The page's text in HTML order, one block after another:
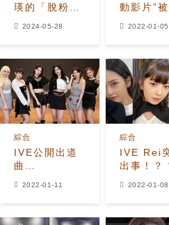
瑛的「脫粉收
2024-05-28
動影片”
2022-01-05
IVE公開出道
曲
演影片，展現
綜合
2022-01-11
IVE Rei
出事！？
年長
綜合
2022-01-08